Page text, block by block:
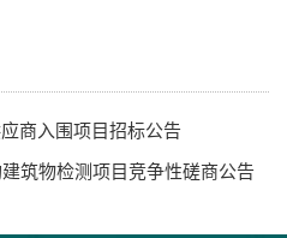
商入围项目招标公告
筑物检测项目竞争性磋商公告